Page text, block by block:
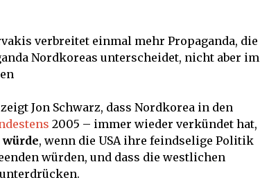
verbreitet einmal mehr Propaganda, die
Nordkoreas unterscheidet, nicht aber im
zeigt Jon Schwarz, dass Nordkorea in den
2005 – immer wieder verkündet hat,
, wenn die USA ihre feindselige Politik
würden, und dass die westlichen